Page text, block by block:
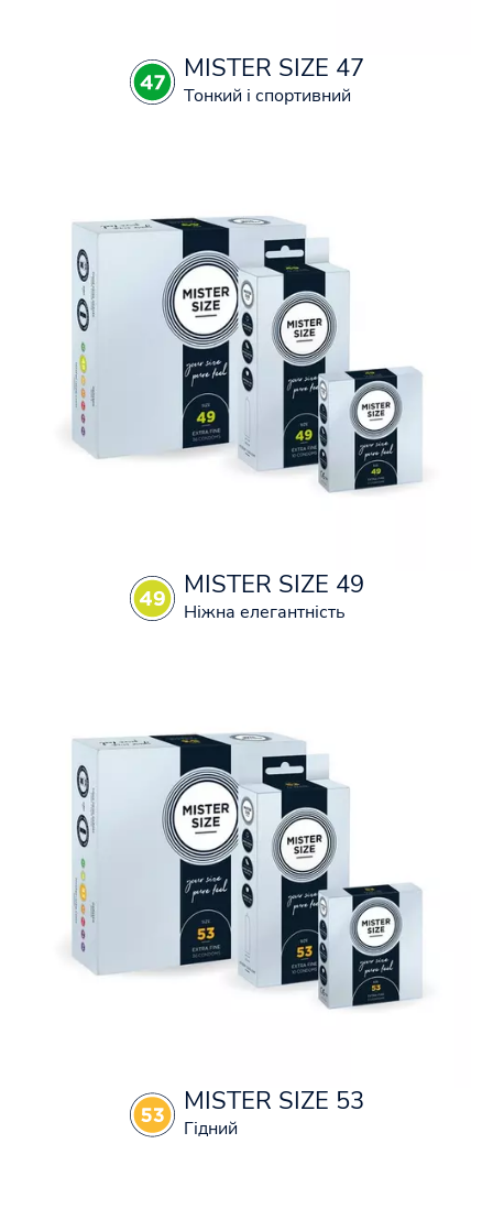
MISTER SIZE 47
Тонкий і спортивний
MISTER SIZE 49
Ніжна елегантність
MISTER SIZE 53
Гідний